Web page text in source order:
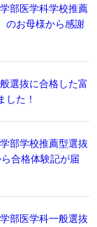
部医学科学校推薦
のお母様から感謝
選抜に合格した富
した！
部学校推薦型選抜
合格体験記が届
部医学科一般選抜